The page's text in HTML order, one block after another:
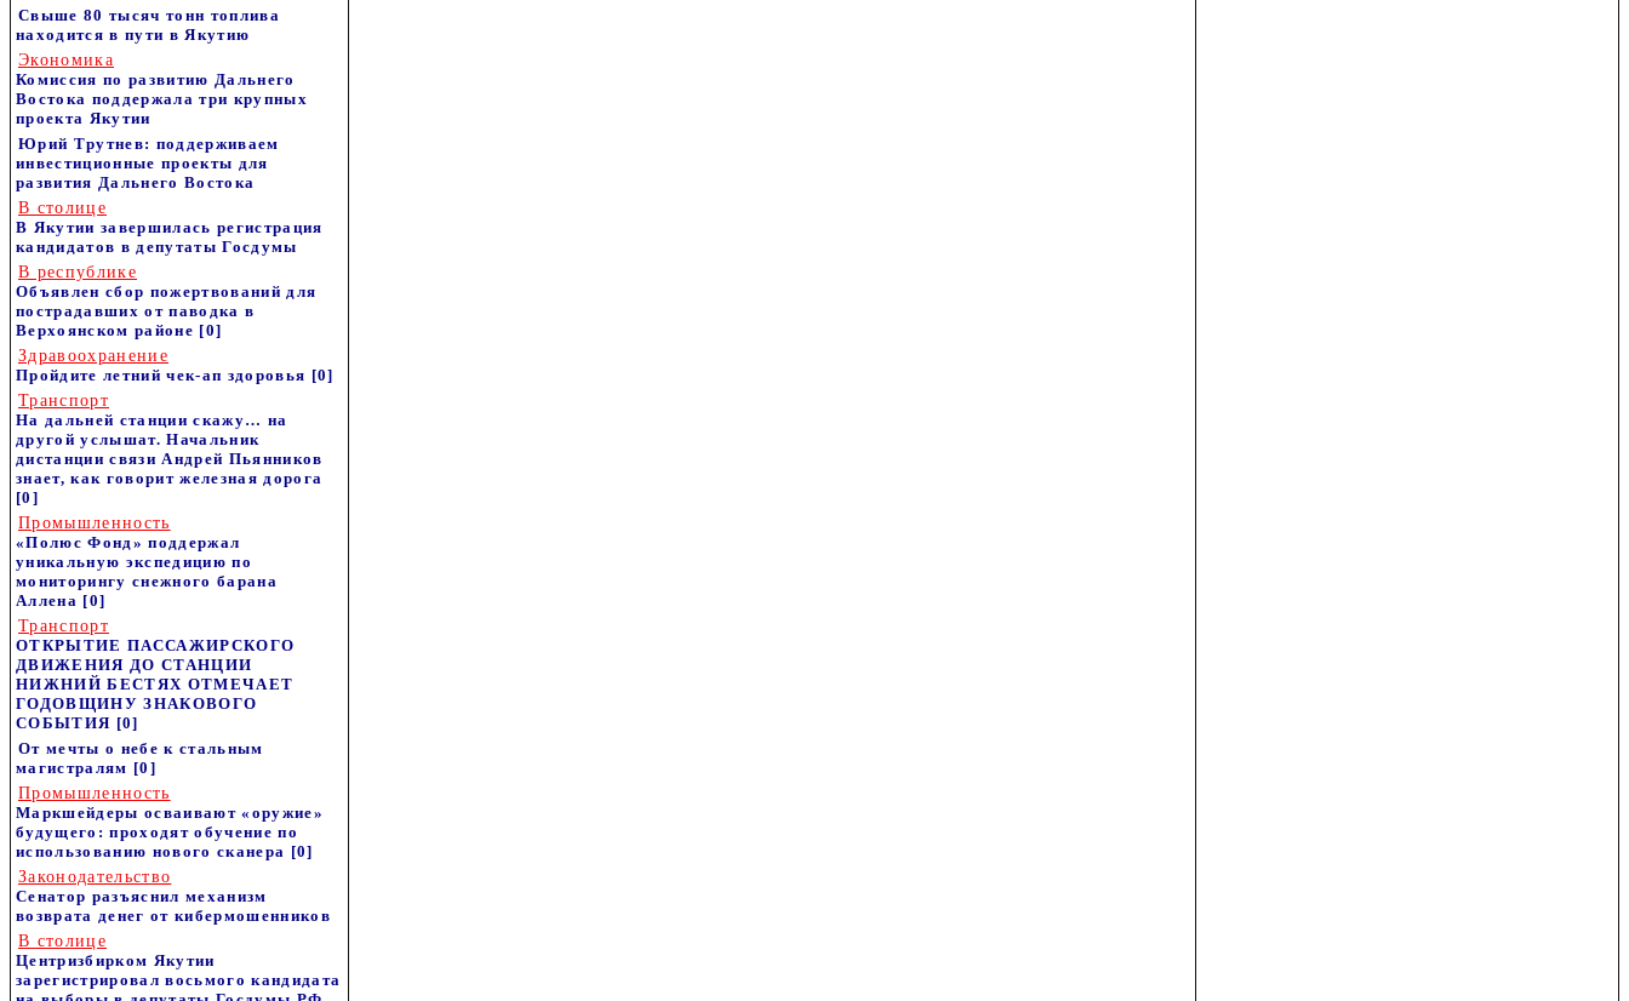
Свыше 80 тысяч тонн топлива
находится в пути в Якутию
Экономика
Комиссия по развитию Дальнего
Востока поддержала три крупных
проекта Якутии
Юрий Трутнев: поддерживаем
инвестиционные проекты для
развития Дальнего Востока
В столице
В Якутии завершилась регистрация
кандидатов в депутаты Госдумы
В республике
Объявлен сбор пожертвований для
пострадавших от паводка в
Верхоянском районе [0]
Здравоохранение
Пройдите летний чек-ап здоровья [0]
Транспорт
На дальней станции скажу… на
другой услышат. Начальник
дистанции связи Андрей Пьянников
знает, как говорит железная дорога
[0]
Промышленность
«Полюс Фонд» поддержал
уникальную экспедицию по
мониторингу снежного барана
Аллена [0]
Транспорт
ОТКРЫТИЕ ПАССАЖИРСКОГО
ДВИЖЕНИЯ ДО СТАНЦИИ
НИЖНИЙ БЕСТЯХ ОТМЕЧАЕТ
ГОДОВЩИНУ ЗНАКОВОГО
СОБЫТИЯ [0]
От мечты о небе к стальным
магистралям [0]
Промышленность
Маркшейдеры осваивают «оружие»
будущего: проходят обучение по
использованию нового сканера [0]
Законодательство
Сенатор разъяснил механизм
возврата денег от кибермошенников
В столице
Центризбирком Якутии
зарегистрировал восьмого кандидата